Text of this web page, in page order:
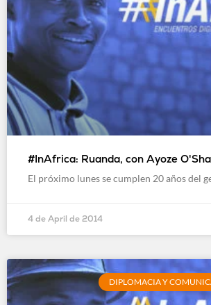
#InAfrica: Ruanda, con Ayoze
El próximo lunes se cumplen 20 años del
4 de April de 2014
DIPLOMACIA Y